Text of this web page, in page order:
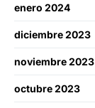
enero 2024
diciembre 2023
noviembre 2023
octubre 2023